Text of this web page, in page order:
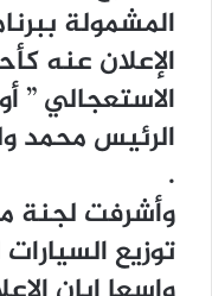
ﺍﻟﻤﺸﻤﻮﻟﺔ
ﺍﻹﻋﻼﻥ ﻋﻨﻪ
ﺍﻻﺳﺘﻌﺠﺎﻟﻲ ”
ﺍﻟﺮﺋﻴﺲ ﻣﺤﻤﺪ
.
ﻭﺃﺷﺮﻓﺖ ﻟﺠﻨﺔ
ﺗﻮﺯﻳﻊ